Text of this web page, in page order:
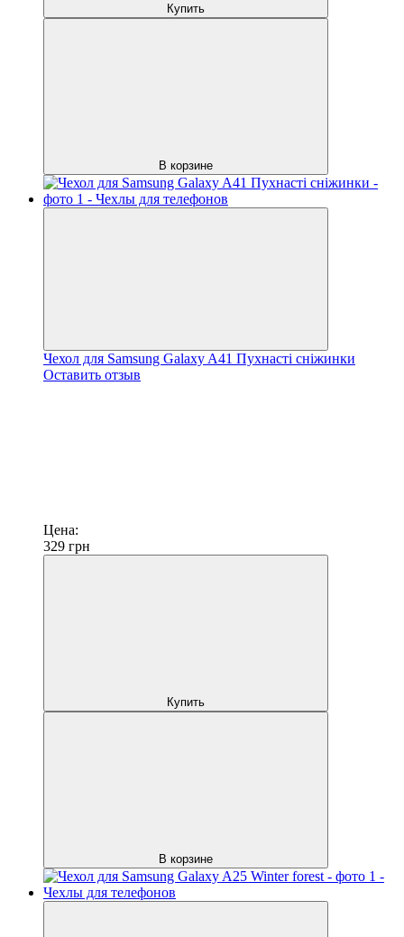
Купить
В корзине
Чехол для Samsung Galaxy A41 Пухнасті сніжинки
Оставить отзыв
Цена:
329 грн
Купить
В корзине